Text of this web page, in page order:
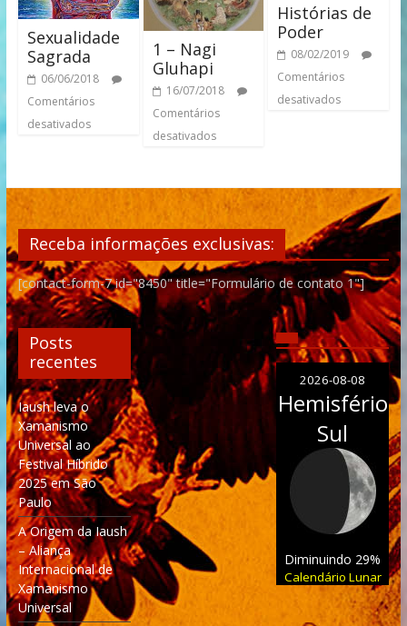
Sexualidade
Sagrada
06/06/2018
Comentários
desativados
1 – Nagi
Gluhapi
16/07/2018
Comentários
desativados
Histórias de
Poder
08/02/2019
Comentários
desativados
Receba informações exclusivas:
[contact-form-7 id="8450" title="Formulário de contato 1"]
Posts
recentes
Iaush leva o
Xamanismo
Universal ao
Festival Híbrido
2025 em São
Paulo
A Origem da Iaush
– Aliança
Internacional de
Xamanismo
Universal
2026-08-08
Hemisfério
Sul
Diminuindo 29%
Calendário Lunar